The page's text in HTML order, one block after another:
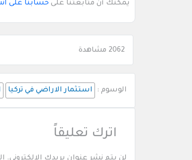
يمكنك أن متابعتنا على حسابنا على
2062 مشاهدة
الوسوم : استثمار الاراضي في تركيا
اترك تعليقاً
لن يتم نشر عنوان بريدك الإلكتروني.